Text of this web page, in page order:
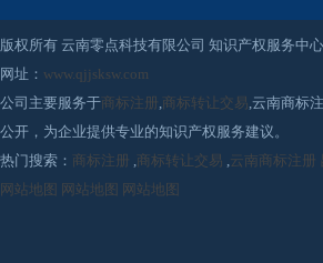
版权所有 云南零点科技有限公司 知识产权服务中
网址： www.qjjsksw.com
公司主要服务于商标注册 ,商标转让交易,云南商标
公开，为企业提供专业的知识产权服务建议。
热门搜索： 商标注册 ,商标转让交易 ,云南商标注册
网站地图 网站地图 网站地图